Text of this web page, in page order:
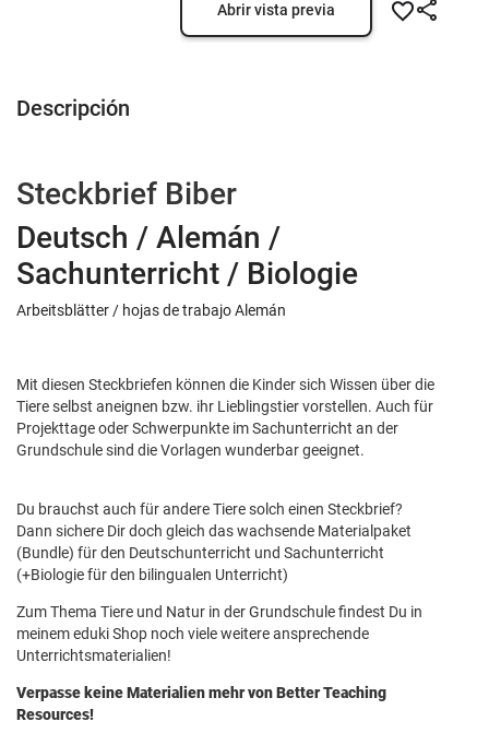
Abrir vista previa
Descripción
Steckbrief Biber
Deutsch / Alemán /
Sachunterricht / Biologie
Arbeitsblätter / hojas de trabajo Alemán
Mit diesen Steckbriefen können die Kinder sich Wissen über die
Tiere selbst aneignen bzw. ihr Lieblingstier vorstellen. Auch für
Projekttage oder Schwerpunkte im Sachunterricht an der
Grundschule sind die Vorlagen wunderbar geeignet.
Du brauchst auch für andere Tiere solch einen Steckbrief?
Dann sichere Dir doch gleich das wachsende Materialpaket
(Bundle) für den Deutschunterricht und Sachunterricht
(+Biologie für den bilingualen Unterricht)
Zum Thema Tiere und Natur in der Grundschule findest Du in
meinem eduki Shop noch viele weitere ansprechende
Unterrichtsmaterialien!
Verpasse keine Materialien mehr von Better Teaching
Resources!